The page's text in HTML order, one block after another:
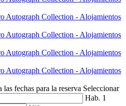
las fechas para la reserva Seleccionar
Hab. 1